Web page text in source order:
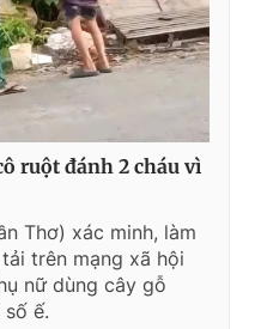
ruột đánh 2 cháu vì
Thơ) xác minh, làm
trên mạng xã hội
nữ dùng cây gỗ
ế.